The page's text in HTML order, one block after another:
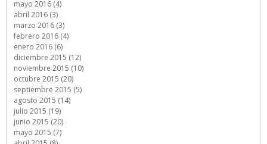
mayo 2016 (4)
abril 2016 (3)
marzo 2016 (3)
febrero 2016 (4)
enero 2016 (6)
diciembre 2015 (12)
noviembre 2015 (10)
octubre 2015 (20)
septiembre 2015 (5)
agosto 2015 (14)
julio 2015 (19)
junio 2015 (20)
mayo 2015 (7)